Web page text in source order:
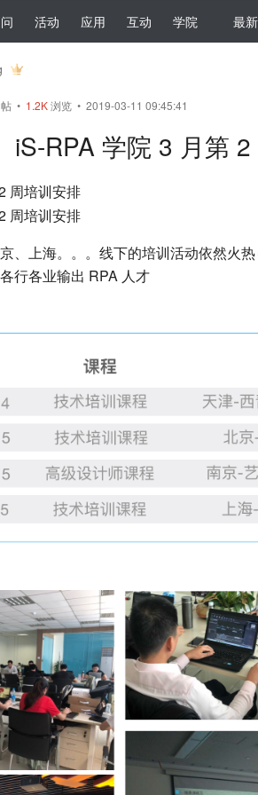
活动 应用 互动 学院 最新
• 1.2K浏览 • 2019-03-11 09:45:41
iS-RPA 学院 3 月第
、上海。。。线下的培训活动依然火
行各业输出 RPA 人才